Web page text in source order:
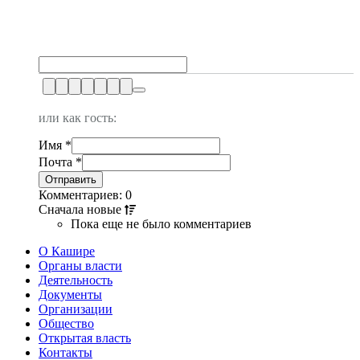
или как гость:
Имя *
Почта *
Комментариев: 0
Сначала новые
Пока еще не было комментариев
О Кашире
Органы власти
Деятельность
Документы
Организации
Общество
Открытая власть
Контакты